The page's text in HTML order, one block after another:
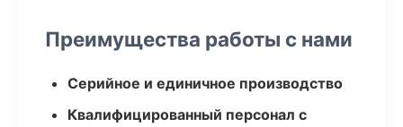
Преимущества работы с нами
Серийное и единичное производство
Квалифицированный персонал с